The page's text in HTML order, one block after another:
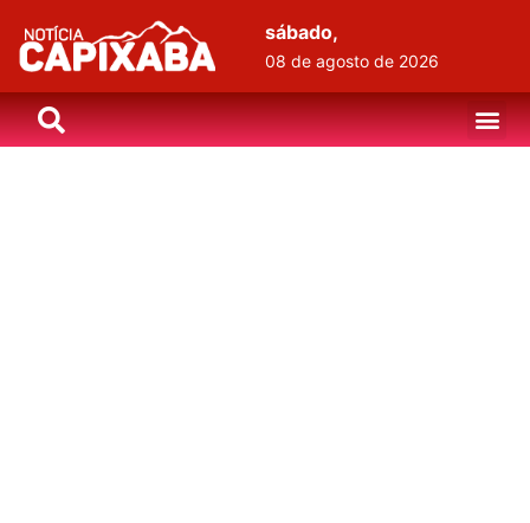
sábado,
08 de agosto de 2026